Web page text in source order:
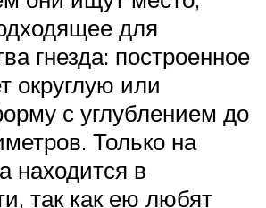
для
гнезда: построенное
округлую или
с углублением до
Только на
находится в
так как ею любят